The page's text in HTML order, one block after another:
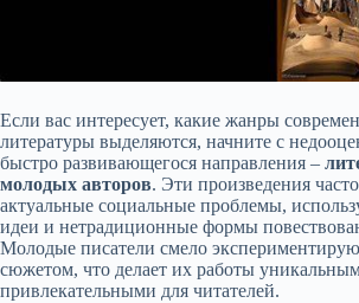
Если вас интересует, какие жанры
литературы выделяются, начните с
быстро развивающегося направления –
молодых авторов. Эти произведения
актуальные социальные проблемы,
идеи и нетрадиционные формы
Молодые писатели смело
сюжетом, что делает их работы
привлекательными для читателей.